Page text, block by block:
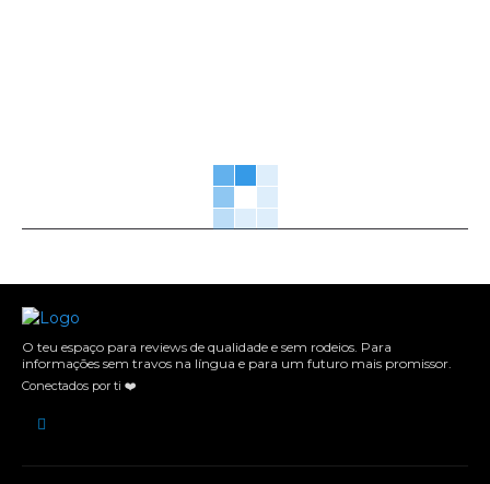
O teu espaço para reviews de qualidade e sem rodeios. Para
informações sem travos na língua e para um futuro mais promissor.
Conectados por ti ❤️